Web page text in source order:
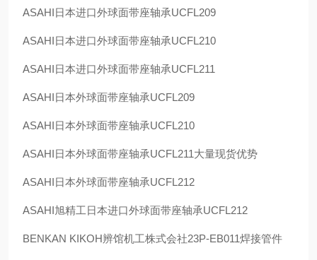
ASAHI日本进口外球面带座轴承UCFL209
ASAHI日本进口外球面带座轴承UCFL210
ASAHI日本进口外球面带座轴承UCFL211
ASAHI日本外球面带座轴承UCFL209
ASAHI日本外球面带座轴承UCFL210
ASAHI日本外球面带座轴承UCFL211大量现货优势
ASAHI日本外球面带座轴承UCFL212
ASAHI旭精工日本进口外球面带座轴承UCFL212
BENKAN KIKOH辨馆机工株式会社23P-EB011焊接管件